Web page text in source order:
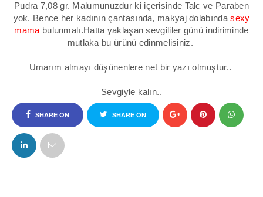
Pudra 7,08 gr. Malumunuzdur ki içerisinde Talc ve Paraben
yok. Bence her kadının çantasında, makyaj dolabındasexy
mama bulunmalı.Hatta yaklaşan sevgililer günü indiriminde
mutlaka bu ürünü edinmelisiniz.
Umarım almayı düşünenlere net bir yazı olmuştur..
Sevgiyle kalın..
SHARE ON
FACEBOOK
SHARE ON